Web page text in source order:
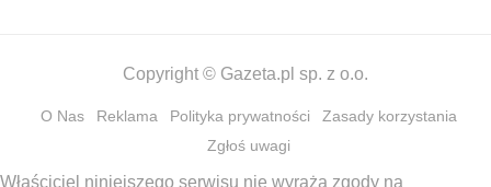
Copyright © Gazeta.pl sp. z o.o.
O Nas Reklama Polityka prywatności
Zasady korzystania
Zgłoś uwagi
Właściciel niniejszego serwisu nie wyraża zgody na